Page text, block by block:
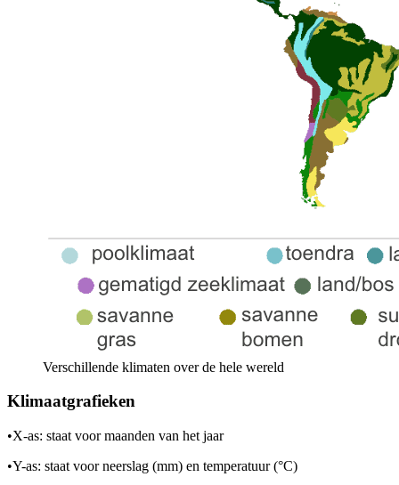
Verschillende klimaten over de hele wereld
Klimaatgrafieken
•X-as: staat voor maanden van het jaar
•Y-as: staat voor neerslag (mm) en temperatuur (°C)